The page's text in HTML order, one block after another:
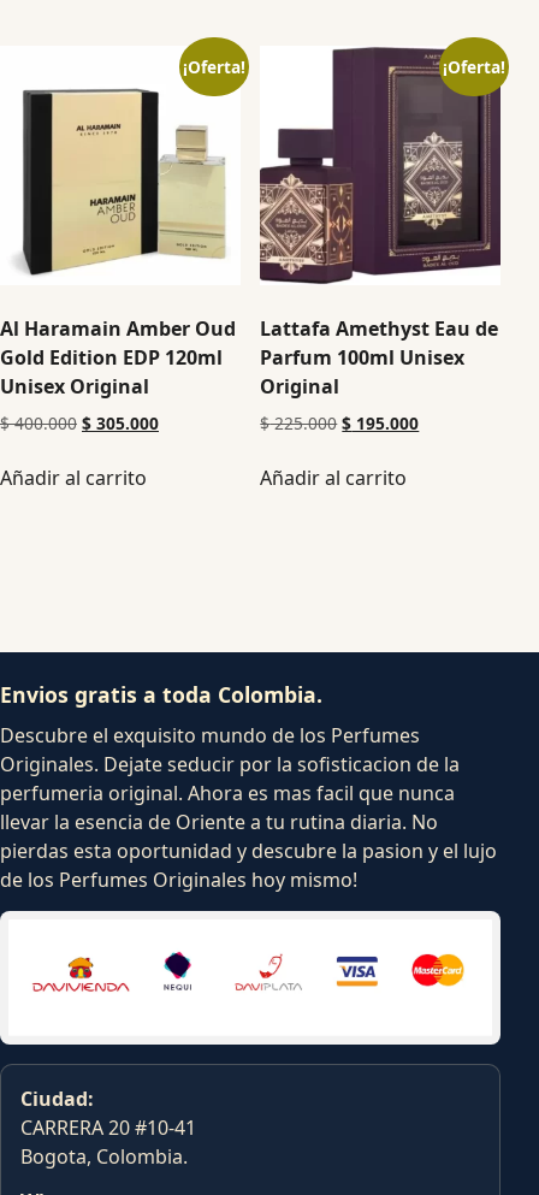
¡Oferta!
Al Haramain Amber Oud
Gold Edition EDP 120ml
Unisex Original
$400.000 $ 305.000
Añadir al carrito
¡Oferta!
Lattafa Amethyst Eau de
Parfum 100ml Unisex
Original
$225.000 $ 195.000
Añadir al carrito
Envios gratis a toda Colombia.
Descubre el exquisito mundo de los Perfumes
Originales. Dejate seducir por la sofisticacion de la
perfumeria original. Ahora es mas facil que nunca
llevar la esencia de Oriente a tu rutina diaria. No
pierdas esta oportunidad y descubre la pasion y el lujo
de los Perfumes Originales hoy mismo!
Ciudad:
CARRERA 20 #10-41
Bogota, Colombia.